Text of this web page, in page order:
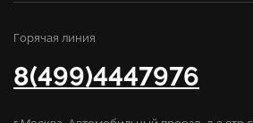
Горячая линия
8(499)4447976